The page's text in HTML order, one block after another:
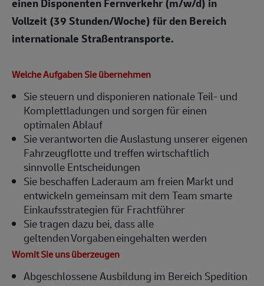
Vollzeit (39 Stunden/Woche) für den Bereich
internationale Straßentransporte.
Welche Aufgaben Sie übernehmen
Sie steuern und disponieren nationale Teil- und
Komplettladungen und sorgen für einen
optimalen Ablauf
Sie verantworten die Auslastung unserer eigenen
Fahrzeugflotte und treffen wirtschaftlich
sinnvolle Entscheidungen
Sie beschaffen Laderaum am freien Markt und
entwickeln gemeinsam mit dem Team smarte
Einkaufsstrategien für Frachtführer
Sie tragen dazu bei, dass alle
geltenden Vorgaben eingehalten werden
Womit Sie uns überzeugen
Abgeschlossene Ausbildung im Bereich Spedition